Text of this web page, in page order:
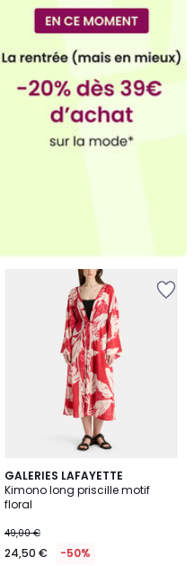
GALERIES LAFAYETTE
Kimono long priscille motif
floral
49,00 €
24,50 € -50%
2
Couleurs